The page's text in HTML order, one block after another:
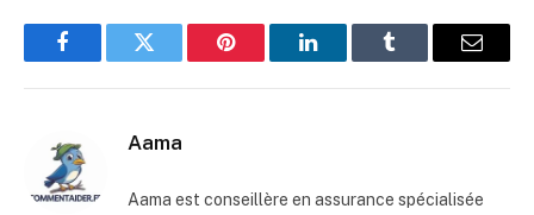
FacebookTwitter Pinterest LinkedInTumblr
E-
Aama
Aama est conseillère en assurance spécialisée